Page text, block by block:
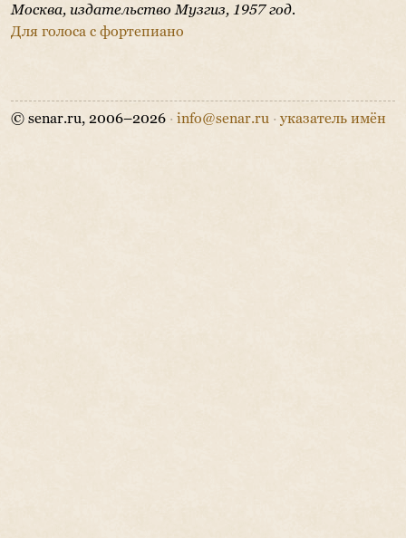
Москва, издательство Музгиз, 1957 год.
Для голоса с фортепиано
© senar.ru, 2006–2026 · info@senar.ru · указатель имён